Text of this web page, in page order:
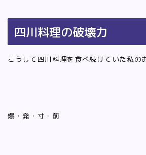
四川料理の破壊力
こうして四川料理を食べ続けていた私の
爆・発・寸・前